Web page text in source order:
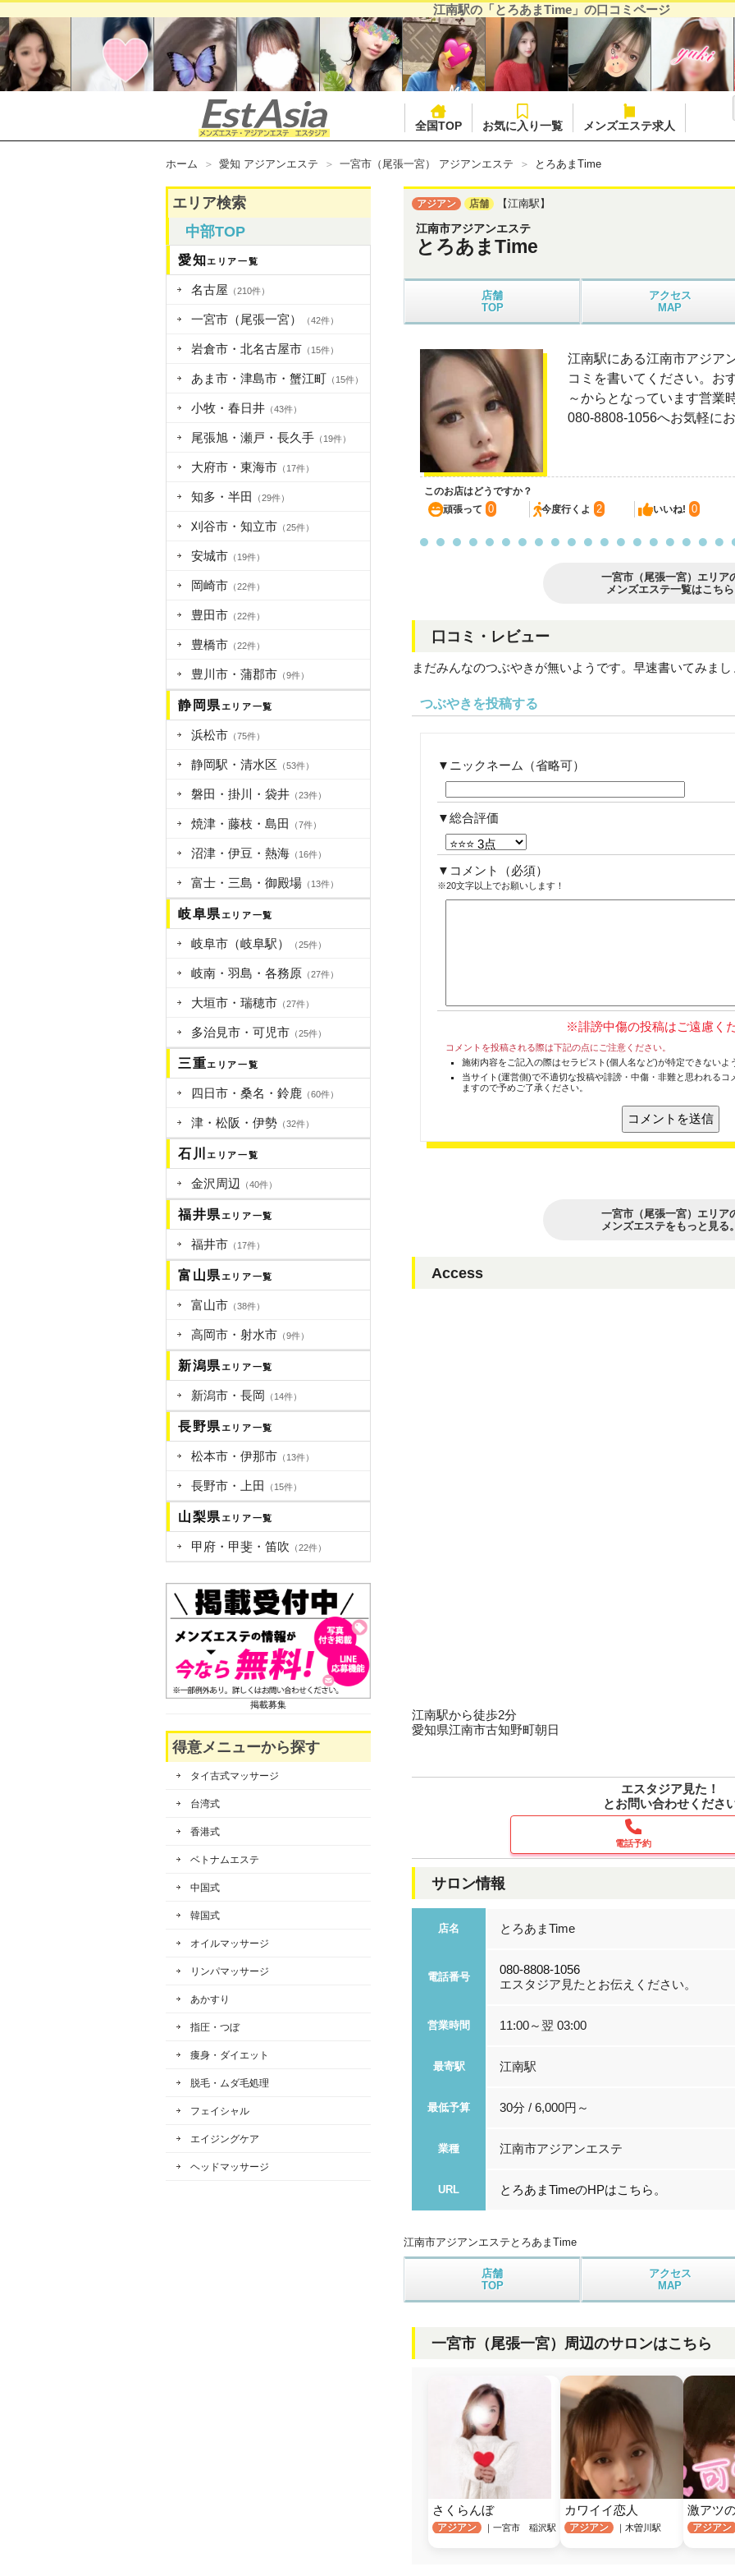
江南駅の「とろあまTime」の口コミページ
全国TOP お気に入り一覧 メンズエステ求人
ホーム 愛知 アジアンエステ 一宮市（尾張一宮） アジアンエステ とろあまTime
アジアン 店舗 【江南駅】
江南市アジアンエステ
とろあまTime
店舗
TOP
アクセス
MAP
江南駅にある江南市アジア
コミを書いてください。お
～からとなっています営業
080-8808-1056へお気軽に
このお店はどうですか？
頑張って 0 今度行くよ 2 いいね! 0
一宮市（尾張一宮）エリア
メンズエステ一覧はこちら
口コミ・レビュー
まだみんなのつぶやきが無いようです。早速書いてみまし
つぶやきを投稿する
ニックネーム（省略可）
総合評価
コメント （必須）
※20文字以上でお願いします！
※誹謗中傷の投稿はご遠慮く
コメントを投稿される際は下記の点にご注意ください。
施術内容をご記入の際はセラピスト(個人名など)が特定できないよ
当サイト(運営側)で不適切な投稿や誹謗・中傷・非難と思われる
ますので予めご了承ください。
一宮市（尾張一宮）エリア
メンズエステをもっと見る
Access
江南駅から徒歩2分
愛知県江南市古知野町朝日
エスタジア見た！
とお問い合わせくださ
電話予約
サロン情報
店名 とろあまTime
電話番号
080-8808-1056
エスタジア見たとお伝えください。
営業時間 11:00～翌 03:00
最寄駅 江南駅
最低予算 30分 / 6,000円～
業種 江南市アジアンエステ
URL とろあまTimeのHPはこちら。
江南市アジアンエステ とろあまTime
店舗
TOP
アクセス
MAP
一宮市（尾張一宮）周辺のサロンはこちら
さくらんぼ
アジアン ｜一宮市 稲沢駅
カワイイ恋人
アジアン ｜木曽川駅
激アツ
アジアン
エリア検索
中部TOP
愛知エリア一覧
名古屋 （210件）
一宮市（尾張一宮） （42件）
岩倉市・北名古屋市 （15件）
あま市・津島市・蟹江町 （15件）
小牧・春日井 （43件）
尾張旭・瀬戸・長久手 （19件）
大府市・東海市 （17件）
知多・半田 （29件）
刈谷市・知立市 （25件）
安城市 （19件）
岡崎市 （22件）
豊田市 （22件）
豊橋市 （22件）
豊川市・蒲郡市 （9件）
静岡県 エリア一覧
浜松市 （75件）
静岡駅・清水区 （53件）
磐田・掛川・袋井 （23件）
焼津・藤枝・島田 （7件）
沼津・伊豆・熱海 （16件）
富士・三島・御殿場 （13件）
岐阜県 エリア一覧
岐阜市（岐阜駅） （25件）
岐南・羽島・各務原 （27件）
大垣市・瑞穂市 （27件）
多治見市・可児市 （25件）
三重エリア一覧
四日市・桑名・鈴鹿 （60件）
津・松阪・伊勢 （32件）
石川 エリア一覧
金沢周辺 （40件）
福井県 エリア一覧
福井市 （17件）
富山県 エリア一覧
富山市 （38件）
高岡市・射水市 （9件）
新潟県 エリア一覧
新潟市・長岡 （14件）
長野県 エリア一覧
松本市・伊那市 （13件）
長野市・上田 （15件）
山梨県 エリア一覧
甲府・甲斐・笛吹 （22件）
掲載募集
得意メニューから探す
タイ古式マッサージ
台湾式
香港式
ベトナムエステ
中国式
韓国式
オイルマッサージ
リンパマッサージ
あかすり
指圧・つぼ
痩身・ダイエット
脱毛・ムダ毛処理
フェイシャル
エイジングケア
ヘッドマッサージ